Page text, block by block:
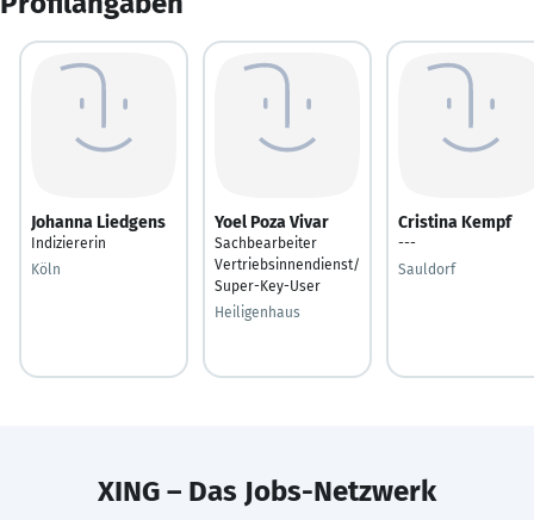
Johanna Liedgens
Indiziererin
Köln
Yoel Poza Vivar
Sachbearbeiter
Vertriebsinnendienst/
Super-Key-User
Heiligenhaus
Cristina Kempf
---
Sauldorf
XING – Das Jobs-Netzwerk